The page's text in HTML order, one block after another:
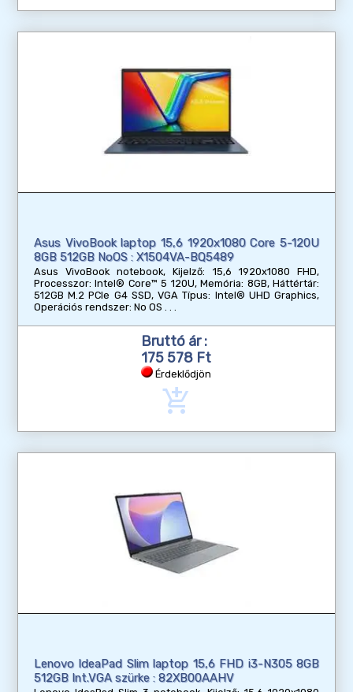
Asus VivoBook laptop 15,6 1920x1080 Core 5-120U
8GB 512GB NoOS : X1504VA-BQ5489
Asus VivoBook notebook, Kijelző: 15,6 1920x1080 FHD,
Processzor: Intel® Core™ 5 120U, Memória: 8GB, Háttértár:
512GB M.2 PCIe G4 SSD, VGA Típus: Intel® UHD Graphics,
Operációs rendszer: No OS
Bruttó ár :
175 578 Ft
Érdeklődjön
add_shopping_cart
Lenovo IdeaPad Slim laptop 15,6 FHD i3-N305 8GB
512GB Int.VGA szürke : 82XB00AAHV